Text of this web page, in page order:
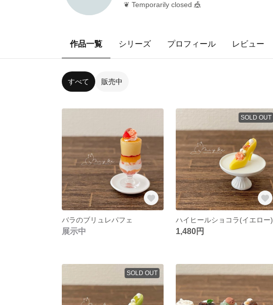
❦ Temporarily closed 🎪
作品一覧 シリーズ プロフィール レビュー
すべて 販売中
バラのブリュレパフェ
展示中
SOLD OUT
ハイヒールショコラ(イエロー)
1,480円
SOLD OUT